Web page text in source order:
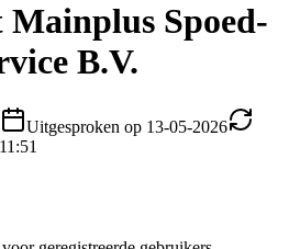
Mainplus Spoed-
B.V.
Uitgesproken op 13-05-2026